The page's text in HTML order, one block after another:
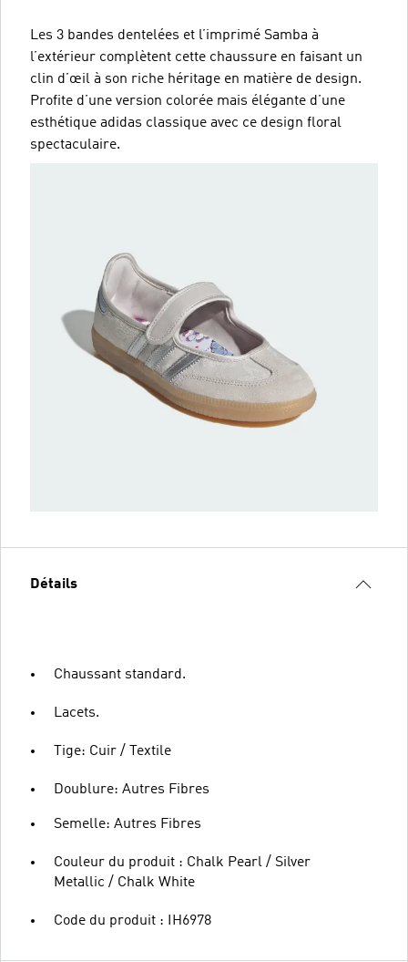
Les 3 bandes dentelées et l’imprimé Samba à
l’extérieur complètent cette chaussure en faisant un
clin d’œil à son riche héritage en matière de design.
Profite d’une version colorée mais élégante d’une
esthétique adidas classique avec ce design floral
spectaculaire.
Détails
Chaussant standard.
Lacets.
Tige: Cuir / Textile
Doublure: Autres Fibres
Semelle: Autres Fibres
Couleur du produit : Chalk Pearl / Silver
Metallic / Chalk White
Code du produit : IH6978